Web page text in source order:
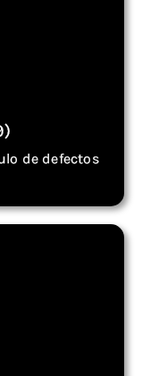
de defectos